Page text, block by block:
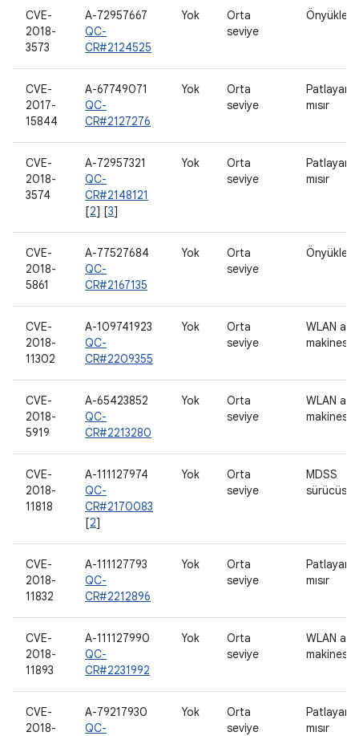
CVE-
2018-
3573
A-72957667
QC-
CR#2124525
Yok
Orta
seviye
CVE-
2017-
15844
A-67749071
QC-
CR#2127276
Yok
Orta
seviye
Patlayan
mısır
CVE-
2018-
3574
A-72957321
QC-
CR#2148121
[2] [3]
Yok
Orta
seviye
Patlayan
mısır
CVE-
2018-
5861
A-77527684
QC-
CR#2167135
Yok
Orta
seviye
CVE-
2018-
11302
A-109741923
QC-
CR#2209355
Yok
Orta
seviye
WLAN ana
makinesi
CVE-
2018-
5919
A-65423852
QC-
CR#2213280
Yok
Orta
seviye
WLAN ana
makinesi
CVE-
2018-
11818
A-111127974
QC-
CR#2170083
[2]
Yok
Orta
seviye
MDSS
sürücüsü
CVE-
2018-
11832
A-111127793
QC-
CR#2212896
Yok
Orta
seviye
Patlayan
mısır
CVE-
2018-
11893
A-111127990
QC-
CR#2231992
Yok
Orta
seviye
WLAN ana
makinesi
CVE-
2018-
A-79217930
QC-
Yok
Orta
seviye
Patlayan
mısır